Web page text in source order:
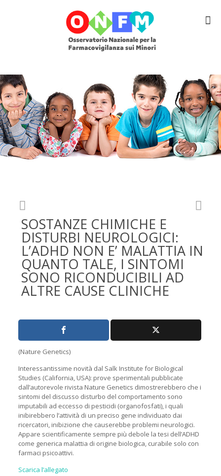
SOSTANZE CHIMICHE E
DISTURBI NEUROLOGICI:
L’ADHD NON E’ MALATTIA IN
QUANTO TALE, I SINTOMI
SONO RICONDUCIBILI AD
ALTRE CAUSE CLINICHE
(Nature Genetics)
Interessantissime novità dal Salk Institute for Biological
Studies (California, USA): prove sperimentali pubblicate
dall’autorevole rivista Nature Genetics dimostrerebbero che i
sintomi del discusso disturbo del comportamento sono
imputabili ad eccesso di pesticidi (organofosfati), i quali
inibirebbero l’attività di un preciso gene individuato dai
ricercatori, inibizione che causerebbe problemi neurologici.
Appare scientificamente sempre più debole la tesi dell’ADHD
come generica malattia di origine biologica, curabile solo con
farmaci psicoattivi.
Scarica l’allegato